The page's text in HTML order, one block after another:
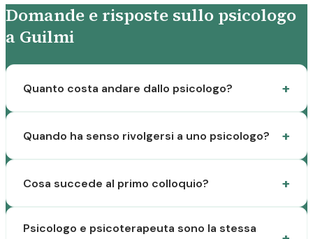
Domande e risposte sullo psicologo
a Guilmi
Quanto costa andare dallo psicologo?
Quando ha senso rivolgersi a uno psicologo?
Cosa succede al primo colloquio?
Psicologo e psicoterapeuta sono la stessa